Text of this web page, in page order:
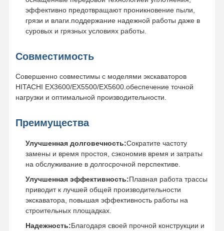
эффективно предотвращают проникновение пыли,
грязи и влаги.поддержание надежной работы даже в
суровых и грязных условиях работы.
Совместимость
Совершенно совместимы с моделями экскаваторов
HITACHI EX3600/EX5500/EX5600.обеспечение точной
нагрузки и оптимальной производительности.
Преимущества
Улучшенная долговечность:Сократите частоту
замены и время простоя, сэкономив время и затраты
на обслуживание в долгосрочной перспективе.
Улучшенная эффективность:Плавная работа трассы
приводит к лучшей общей производительности
экскаватора, повышая эффективность работы на
строительных площадках.
Надежность:Благодаря своей прочной конструкции и